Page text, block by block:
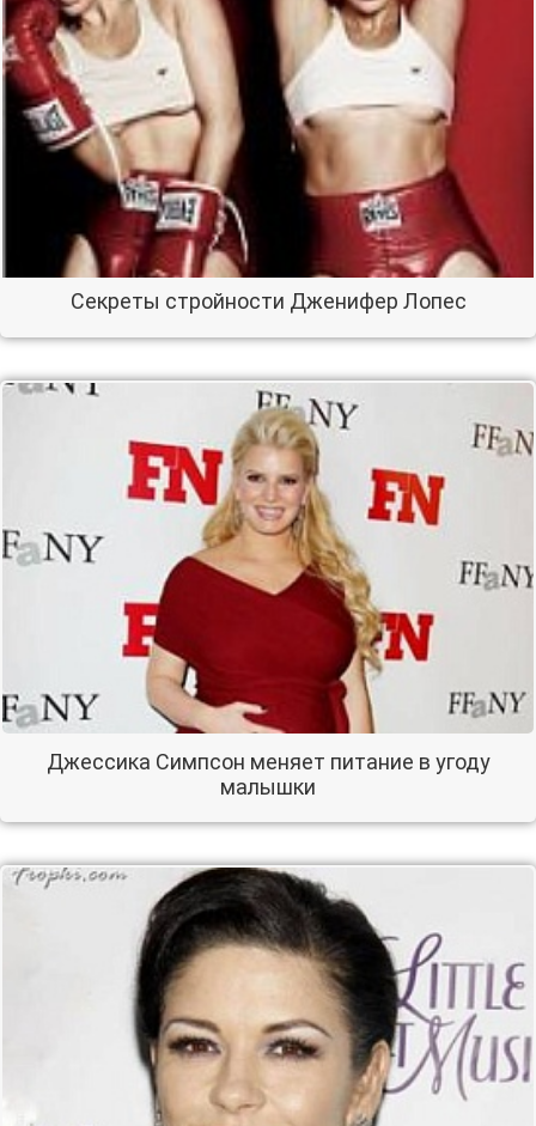
Секреты стройности Дженифер Лопес
Джессика Симпсон меняет питание в угоду
малышки